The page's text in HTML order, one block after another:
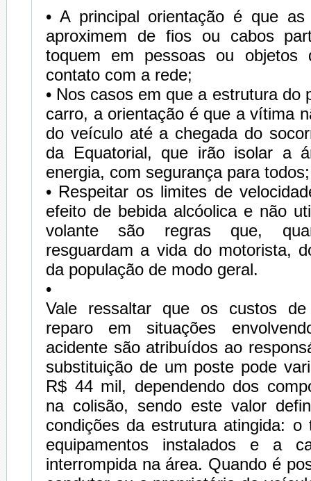
• A principal orientação é que
aproximem de fios ou cabos
toquem em pessoas ou objetos
contato com a rede;
• Nos casos em que a estrutura do
carro, a orientação é que a vítima
do veículo até a chegada do
da Equatorial, que irão isolar a
energia, com segurança para todos;
• Respeitar os limites de
efeito de bebida alcóolica e não
volante são regras que,
resguardam a vida do motorista,
da população de modo geral.
•
Vale ressaltar que os custos de
reparo em situações
acidente são atribuídos ao
substituição de um poste pode
R$ 44 mil, dependendo dos
na colisão, sendo este valor
condições da estrutura atingida:
equipamentos instalados e a
interrompida na área. Quando é